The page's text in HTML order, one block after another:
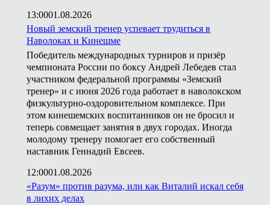
13:0001.08.2026
Новый земский тренер успевает трудиться в
Наволоках и Кинешме
Победитель международных турниров и призёр
чемпионата России по боксу Андрей Лебедев стал
участником федеральной программы «Земский
тренер» и с июня 2026 года работает в наволокском
физкультурно-оздоровительном комплексе. При
этом кинешемских воспитанников он не бросил и
теперь совмещает занятия в двух городах. Иногда
молодому тренеру помогает его собственный
наставник Геннадий Евсеев.
12:0001.08.2026
«Разум» против разума, или как Виталий искал себя
в лихих делах